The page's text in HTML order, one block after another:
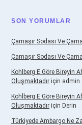
SON YORUMLAR
Çamaşır Sodası Ve
Çamaşır Sodası Ve
Kohlberg E Göre Bireyin
Oluşmaktadır için admin
Kohlberg E Göre Bireyin
Oluşmaktadır için Derin
Türkiyede Ambargo Ne